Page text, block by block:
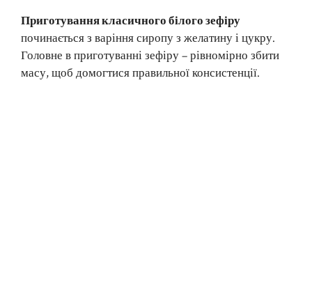
Приготування класичного білого зефіру
починається з варіння сиропу з желатину і цукру.
Головне в приготуванні зефіру – рівномірно збити
масу, щоб домогтися правильної консистенції.